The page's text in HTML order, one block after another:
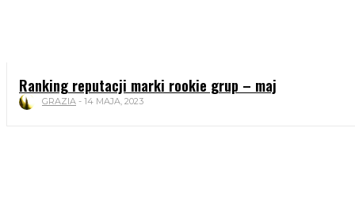
Ranking reputacji marki rookie grup – maj
GRAZIA - 14 MAJA, 2023